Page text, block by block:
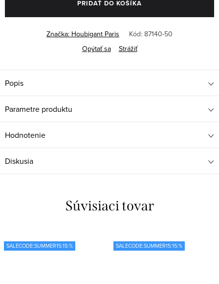
PRIDAŤ DO KOŠÍKA
Značka: Houbigant Paris Kód: 87140-50
Opýtať sa
Strážiť
Popis
Parametre produktu
Hodnotenie
Diskusia
Súvisiaci tovar
SALECODE:SUMMER15:15:% SALECODE:SUMMER15:15:%